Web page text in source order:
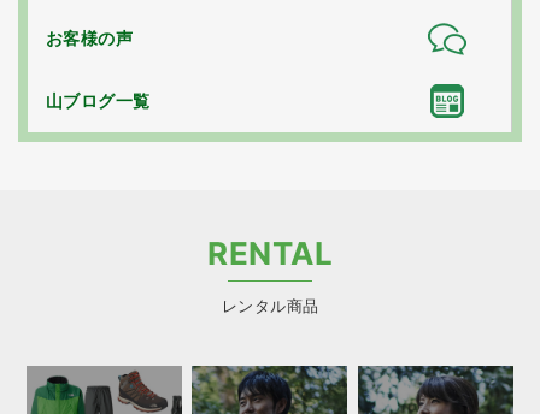
お客様の声
山ブログ一覧
RENTAL
レンタル商品